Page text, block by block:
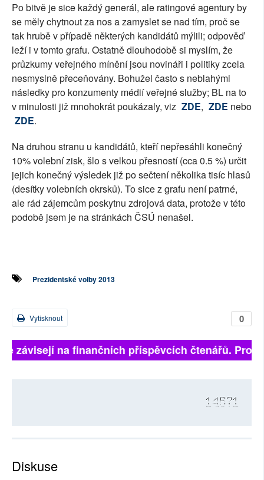
Po bitvě je sice každý generál, ale ratingové agentury by
se měly chytnout za nos a zamyslet se nad tím, proč se
tak hrubě v případě některých kandidátů mýlili; odpověď
leží i v tomto grafu. Ostatně dlouhodobě si myslím, že
průzkumy veřejného mínění jsou novináři i politiky zcela
nesmyslně přeceňovány. Bohužel často s neblahými
následky pro konzumenty médií veřejné služby; BL na to
v minulosti již mnohokrát poukázaly, viz ZDE, ZDE nebo
ZDE.
Na druhou stranu u kandidátů, kteří nepřesáhli konečný
10% volební zisk, šlo s velkou přesností (cca 0.5 %) určit
jejich konečný výsledek již po sečtení několika tisíc hlasů
(desítky volebních okrsků). To sice z grafu není patrné,
ale rád zájemcům poskytnu zdrojová data, protože v této
podobě jsem je na stránkách ČSÚ nenašel.
Prezidentské volby 2013
0
Vytisknout
závisejí na finančních příspěvcích čtenářů.
14571
Diskuse